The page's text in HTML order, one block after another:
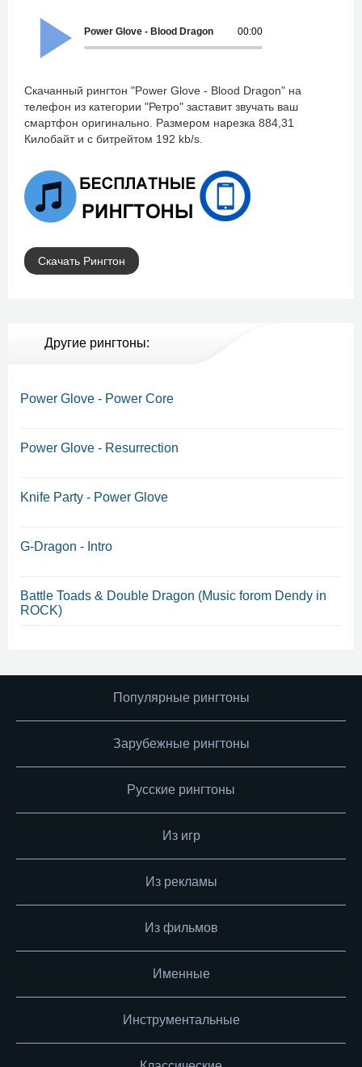
00:00
Power Glove - Blood Dragon
Скачанный рингтон "Power Glove - Blood Dragon" на
телефон из категории "Ретро" заставит звучать ваш
смартфон оригинально. Размером нарезка 884,31
Килобайт и с битрейтом 192 kb/s.
Скачать Рингтон
Другие рингтоны:
Power Glove - Power Core
Power Glove - Resurrection
Knife Party - Power Glove
G-Dragon - Intro
Battle Toads & Double Dragon (Music forom Dendy in
ROCK)
Популярные рингтоны
Зарубежные рингтоны
Русские рингтоны
Из игр
Из рекламы
Из фильмов
Именные
Инструментальные